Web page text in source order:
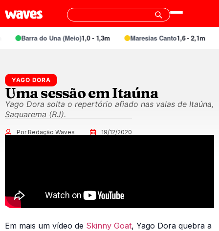
Barra do Una (Meio)1,0 - 1,3m Maresias Canto1,6 - 2,1m
YAGO DORA
Uma sessão em Itaúna
Yago Dora solta o repertório afiado nas valas de Itaúna,
Saquarema (RJ).
Por Redação Waves 19/12/2020
Em mais um vídeo de Skinny Goat, Yago Dora quebra a